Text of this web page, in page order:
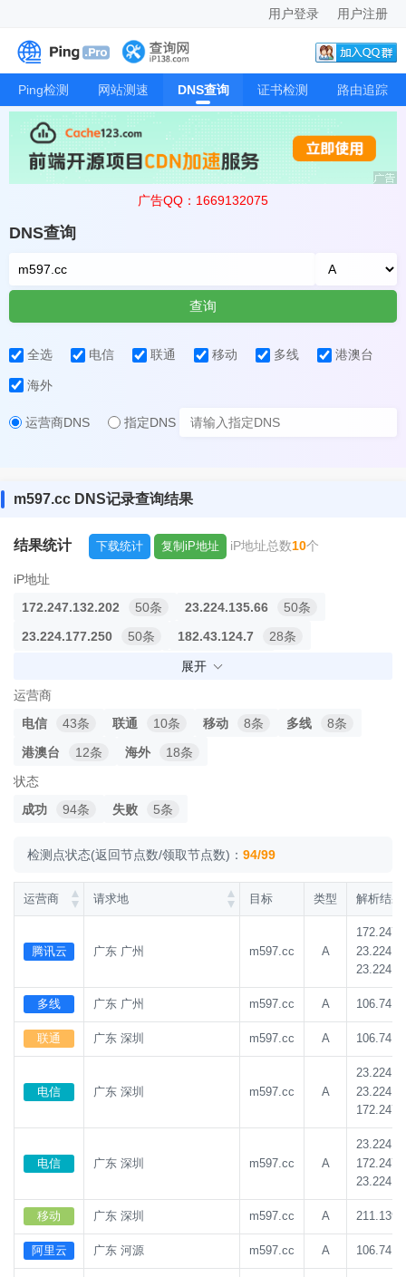
用户登录 用户注册
Ping检测 网站测速 DNS查询 证书检测 路由追踪
广告QQ：1669132075
DNS查询
查询
全选 电信 联通 移动 多线 港澳台
海外
运营商DNS 指定DNS
m597.cc DNS记录查询结果
结果统计 下载统计 复制iP地址 iP地址总数10个
iP地址
172.247.132.202
50条 23.224.135.66
50条
23.224.177.250
50条 182.43.124.7
28条
127.0.0.1
211.139.145.129
221.228.32.13
1条 111.31.192.110 1条
展开
运营商
电信
43条 联通 10条 移动 8条 多线
8条
港澳台
12条 海外
18条
状态
成功
94条 失败 5条
检测点状态(返回节点数/领取节点数)： 94/99
运营商 请求地 目标 类型 解析结果
腾讯云 广东 广州 m597.cc A
多线 广东 广州 m597.cc A
联通 广东 深圳 m597.cc A
电信 广东 深圳 m597.cc A
电信 广东 深圳 m597.cc A
移动 广东 深圳 m597.cc A
阿里云 广东 河源 m597.cc A